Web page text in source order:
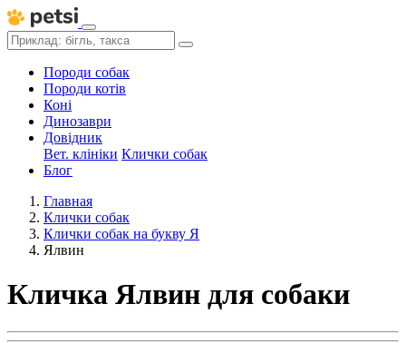
Породи собак
Породи котів
Коні
Динозаври
Довідник
Вет. клініки Клички собак
Блог
Главная
Клички собак
Клички собак на букву Я
Ялвин
Кличка Ялвин для собаки